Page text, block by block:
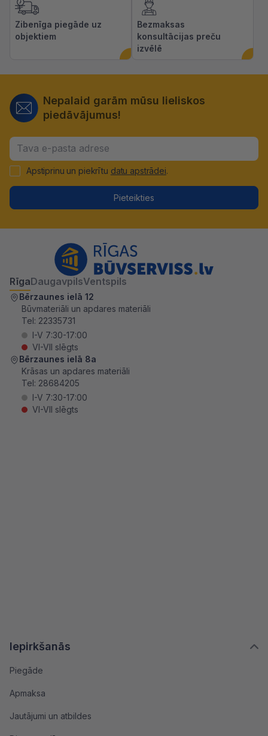
Zibenīga piegāde uz
objektiem
Bezmaksas
konsultācijas preču
izvēlē
Nepalaid garām mūsu lieliskos
piedāvājumus!
Apstiprinu un piekrītu datu apstrādei.
Pieteikties
Iepirkšanās
Piegāde
Apmaksa
Jautājumi un atbildes
RīgaDaugavpilsVentspils
Bērzaunes ielā 12
Būvmateriāli un apdares materiāli
Tel: 22335731
I-V 7:30-17:00
VI-VII slēgts
Bērzaunes ielā 8a
Krāsas un apdares materiāli
Tel: 28684205
I-V 7:30-17:00
VI-VII slēgts